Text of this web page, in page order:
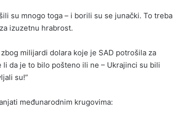
su mnogo toga – i borili su se junački. To treba
izuzetnu hrabrost.
milijardi dolara koje je SAD potrošila za
da je to bilo pošteno ili ne – Ukrajinci su bili
su!”
međunarodnim krugovima: